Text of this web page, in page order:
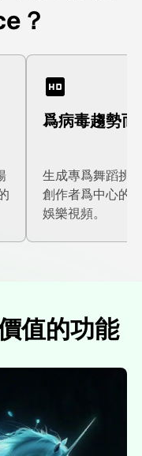
？
爲病毒趨勢而
生成專爲舞蹈挑
創作者爲中心的
娛樂視頻。
值的功能